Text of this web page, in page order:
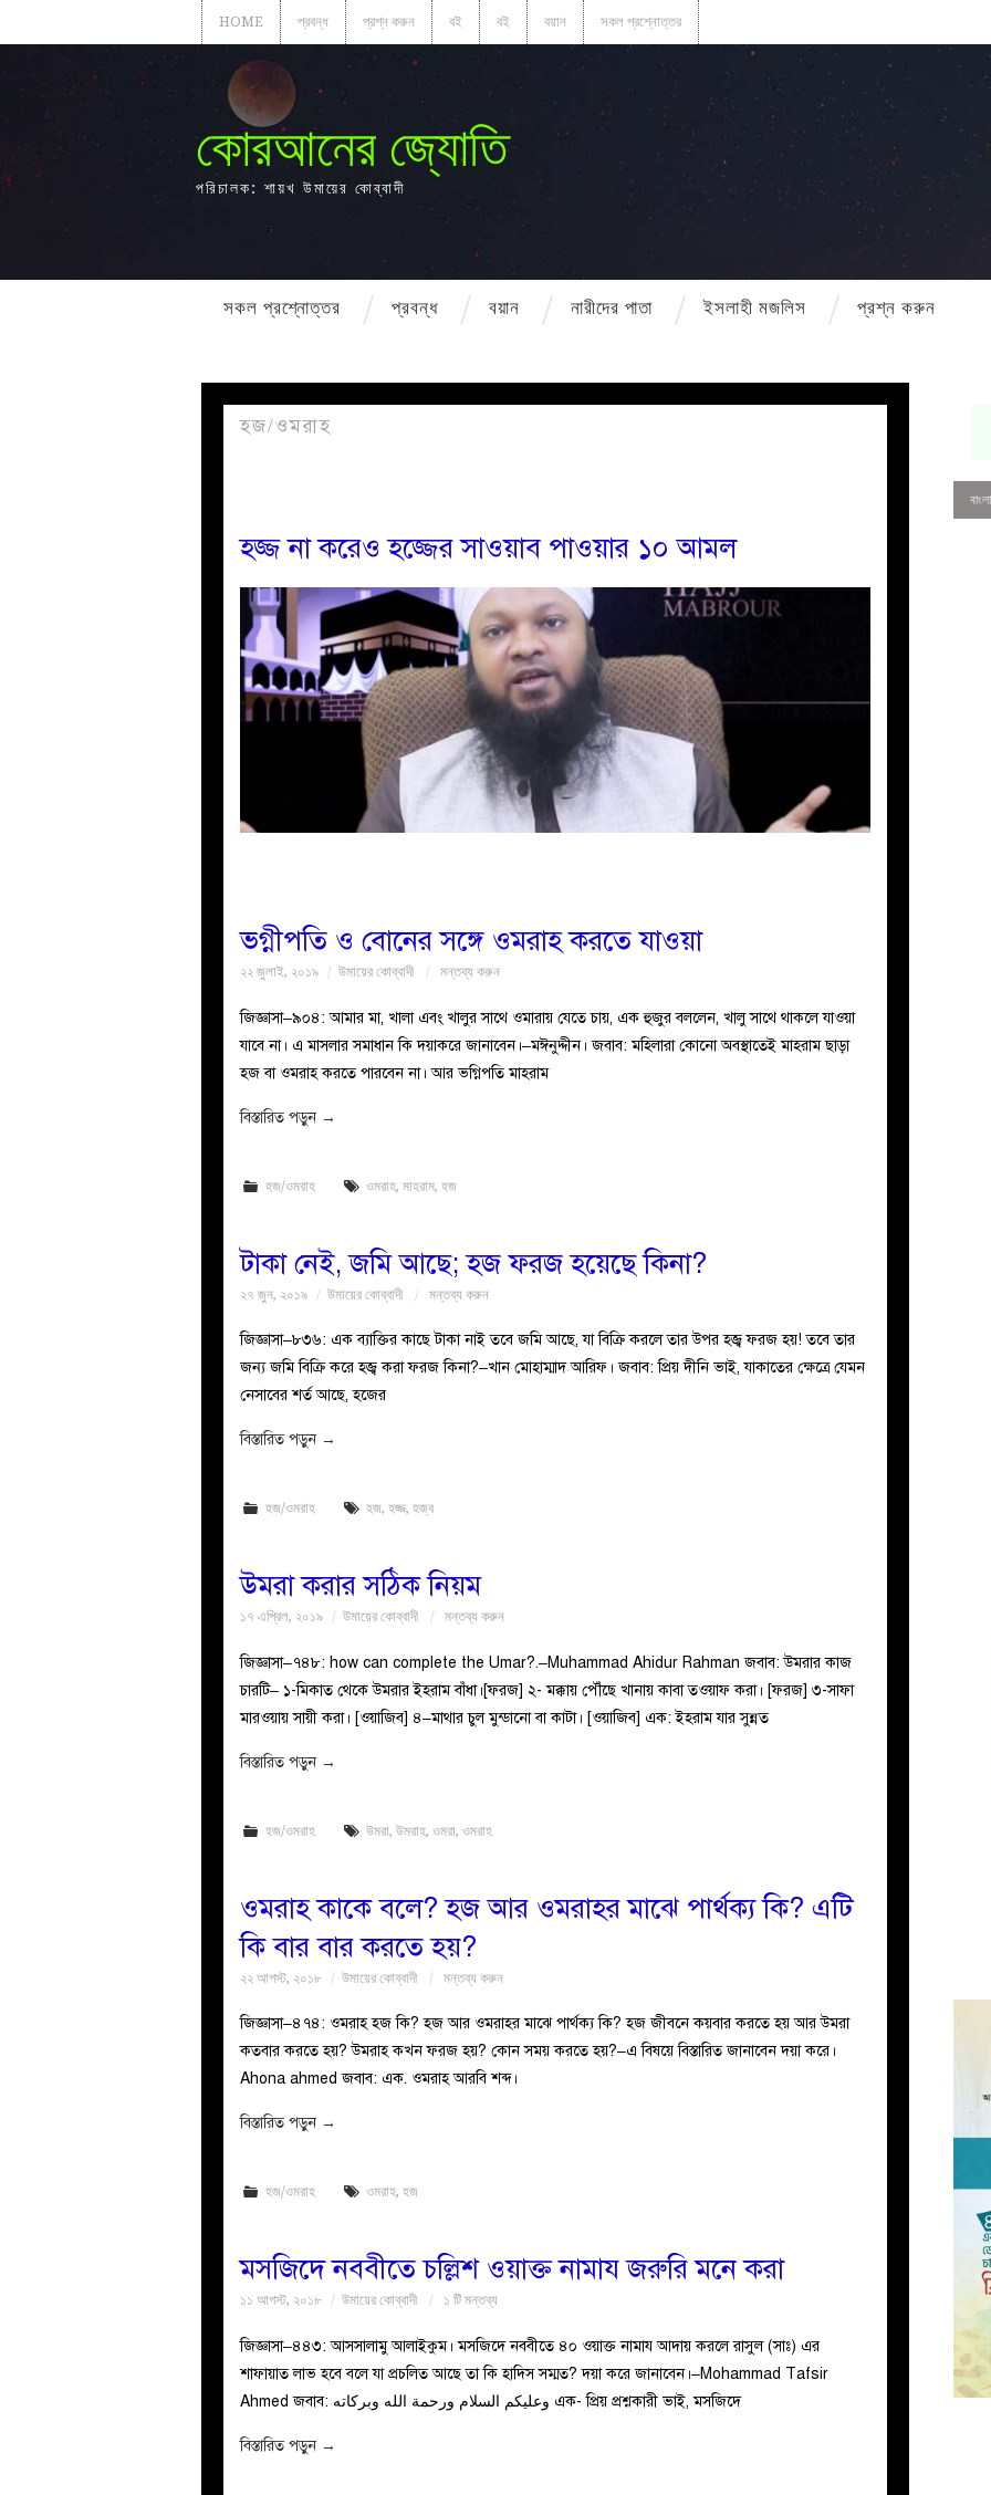
HOME প্রবন্ধ প্রশ্ন করুন বই বই বয়ান সকল প্রশ্নোত্তর
কোরআনের জ্যোতি
পরিচালক: শায়খ উমায়ের কোব্বাদী
সকল প্রশ্নোত্তর প্রবন্ধ বয়ান নারীদের পাতা ইসলাহী মজলিস প্রশ্ন করুন
হজ/ওমরাহ
হজ্জ না করেও হজ্জের সাওয়াব পাওয়ার ১০ আমল
ভগ্নীপতি ও বোনের সঙ্গে ওমরাহ করতে যাওয়া
২২ জুলাই, ২০১৯ উমায়ের কোব্বাদী মন্তব্য করুন
জিজ্ঞাসা–৯০৪: আমার মা, খালা এবং খালুর সাথে ওমারায় যেতে চায়, এক হুজুর বললেন, খালু সাথে থাকলে যাওয়া
যাবে না। এ মাসলার সমাধান কি দয়াকরে জানাবেন।–মঈনুদ্দীন। জবাব: মহিলারা কোনো অবস্থাতেই মাহরাম ছাড়া
হজ বা ওমরাহ করতে পারবেন না। আর ভগ্নিপতি মাহরাম
বিস্তারিত পড়ুন →
হজ/ওমরাহ ওমরাহ,মাহরাম,হজ
টাকা নেই, জমি আছে; হজ ফরজ হয়েছে কিনা?
২৭ জুন, ২০১৯ উমায়ের কোব্বাদী মন্তব্য করুন
জিজ্ঞাসা–৮৩৬: এক ব্যাক্তির কাছে টাকা নাই তবে জমি আছে, যা বিক্রি করলে তার উপর হজ্ব ফরজ হয়! তবে তার
জন্য জমি বিক্রি করে হজ্ব করা ফরজ কিনা?–খান মোহাম্মাদ আরিফ। জবাব: প্রিয় দীনি ভাই, যাকাতের ক্ষেত্রে যেমন
নেসাবের শর্ত আছে, হজের
বিস্তারিত পড়ুন →
হজ/ওমরাহ হজ,হজ্জ,হজ্ব
উমরা করার সঠিক নিয়ম
১৭ এপ্রিল, ২০১৯ উমায়ের কোব্বাদী মন্তব্য করুন
জিজ্ঞাসা–৭৪৮: how can complete the Umar?.–Muhammad Ahidur Rahman জবাব: উমরার কাজ
চারটি– ১-মিকাত থেকে উমরার ইহরাম বাঁধা।[ফরজ] ২- মক্কায় পৌঁছে খানায় কাবা তওয়াফ করা। [ফরজ] ৩-সাফা
মারওয়ায় সায়ী করা। [ওয়াজিব] ৪–মাথার চুল মুন্ডানো বা কাটা। [ওয়াজিব] এক: ইহরাম যার সুন্নত
বিস্তারিত পড়ুন →
হজ/ওমরাহ উমরা,উমরাহ,ওমরা,ওমরাহ
ওমরাহ কাকে বলে? হজ আর ওমরাহর মাঝে পার্থক্য কি? এটি
কি বার বার করতে হয়?
২২ আগস্ট, ২০১৮ উমায়ের কোব্বাদী মন্তব্য করুন
জিজ্ঞাসা–৪৭৪: ওমরাহ হজ কি? হজ আর ওমরাহর মাঝে পার্থক্য কি? হজ জীবনে কয়বার করতে হয় আর উমরা
কতবার করতে হয়? উমরাহ কখন ফরজ হয়? কোন সময় করতে হয়?–এ বিষয়ে বিস্তারিত জানাবেন দয়া করে।
Ahona ahmed জবাব: এক. ওমরাহ আরবি শব্দ।
বিস্তারিত পড়ুন →
হজ/ওমরাহ ওমরাহ,হজ
মসজিদে নববীতে চল্লিশ ওয়াক্ত নামায জরুরি মনে করা
১১ আগস্ট, ২০১৮ উমায়ের কোব্বাদী ১ টি মন্তব্য
জিজ্ঞাসা–৪৪৩: আসসালামু আলাইকুম। মসজিদে নববীতে ৪০ ওয়াক্ত নামায আদায় করলে রাসুল (সাঃ) এর
শাফায়াত লাভ হবে বলে যা প্রচলিত আছে তা কি হাদিস সম্মত? দয়া করে জানাবেন।–Mohammad Tafsir
Ahmed জবাব: وعليكم السلام ورحمة الله وبركاته এক- প্রিয় প্রশ্নকারী ভাই, মসজিদে
বিস্তারিত পড়ুন →